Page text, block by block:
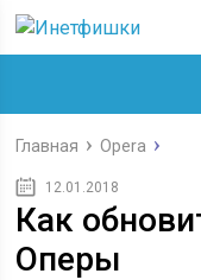
Главная Opera
12.01.2018
Как
Оперы